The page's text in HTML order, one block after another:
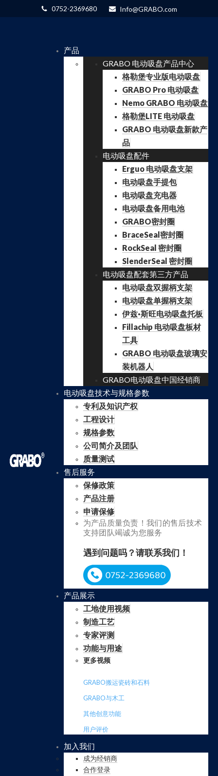
0752-2369680 Info@GRABO.com
产品
GRABO 电动吸盘产品中心
格勒堡专业版电动吸盘
GRABO Pro 电动吸盘
Nemo GRABO 电动吸盘
格勒堡LITE 电动吸盘
GRABO 电动吸盘新款产
品
电动吸盘配件
Erguo 电动吸盘支架
电动吸盘手提包
电动吸盘充电器
电动吸盘备用电池
GRABO密封圈
BraceSeal密封圈
RockSeal 密封圈
SlenderSeal 密封圈
电动吸盘配套第三方产品
电动吸盘双握柄支架
电动吸盘单握柄支架
伊兹·斯旺电动吸盘托板
Fillachip 电动吸盘板材
工具
GRABO 电动吸盘玻璃安
装机器人
GRABO电动吸盘中国经销商
电动吸盘技术与规格参数
专利及知识产权
工程设计
规格参数
公司简介及团队
质量测试
售后服务
保修政策
产品注册
申请保修
为产品质量负责！我们的售后技术
支持团队竭诚为您服务
遇到问题吗？请联系我们！
产品展示
工地使用视频
制造工艺
专家评测
功能与用途
更多视频
GRABO搬运瓷砖和石料
GRABO与木工
其他创意功能
用户评价
加入我们
成为经销商
合作登录